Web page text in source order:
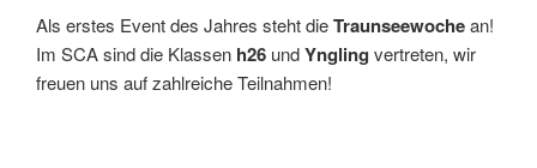
Als erstes Event des Jahres steht dieTraunseewochean!
Im SCA sind die Klassen h26 undYngling vertreten, wir
freuen uns auf zahlreiche Teilnahmen!